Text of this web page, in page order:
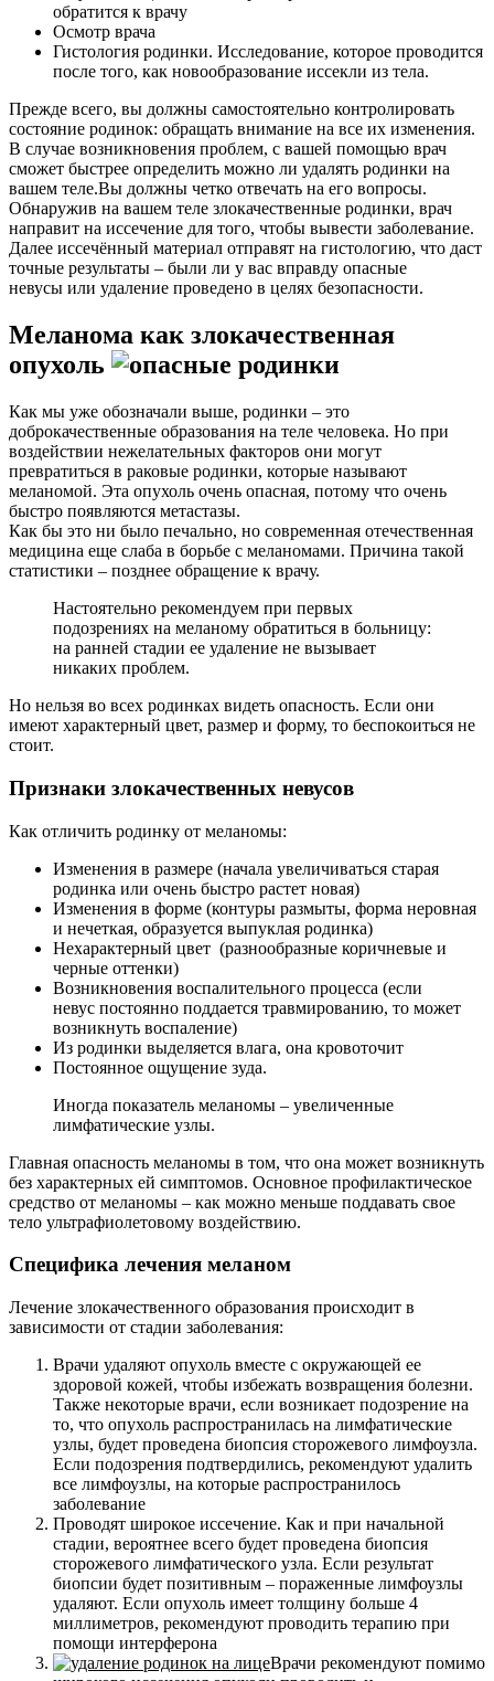
обратится к врачу
Осмотр врача
Гистология родинки. Исследование, которое проводится
после того, как новообразование иссекли из тела.
Прежде всего, вы должны самостоятельно контролировать
состояние родинок: обращать внимание на все их изменения.
В случае возникновения проблем, с вашей помощью врач
сможет быстрее определить можно ли удалять родинки на
вашем теле.Вы должны четко отвечать на его вопросы.
Обнаружив на вашем теле злокачественные родинки, врач
направит на иссечение для того, чтобы вывести заболевание.
Далее иссечённый материал отправят на гистологию, что даст
точные результаты – были ли у вас вправду опасные
невусы или удаление проведено в целях безопасности.
Меланома как злокачественная
опухоль
Как мы уже обозначали выше, родинки – это
доброкачественные образования на теле человека. Но при
воздействии нежелательных факторов они могут
превратиться в раковые родинки, которые называют
меланомой. Эта опухоль очень опасная, потому что очень
быстро появляются метастазы.
Как бы это ни было печально, но современная отечественная
медицина еще слаба в борьбе с меланомами. Причина такой
статистики – позднее обращение к врачу.
Настоятельно рекомендуем при первых
подозрениях на меланому обратиться в больницу:
на ранней стадии ее удаление не вызывает
никаких проблем.
Но нельзя во всех родинках видеть опасность. Если они
имеют характерный цвет, размер и форму, то беспокоиться не
стоит.
Признаки злокачественных невусов
Как отличить родинку от меланомы:
Изменения в размере (начала увеличиваться старая
родинка или очень быстро растет новая)
Изменения в форме (контуры размыты, форма неровная
и нечеткая, образуется выпуклая родинка)
Нехарактерный цвет (разнообразные коричневые и
черные оттенки)
Возникновения воспалительного процесса (если
невус постоянно поддается травмированию, то может
возникнуть воспаление)
Из родинки выделяется влага, она кровоточит
Постоянное ощущение зуда.
Иногда показатель меланомы – увеличенные
лимфатические узлы.
Главная опасность меланомы в том, что она может возникнуть
без характерных ей симптомов. Основное профилактическое
средство от меланомы – как можно меньше поддавать свое
тело ультрафиолетовому воздействию.
Специфика лечения меланом
Лечение злокачественного образования происходит в
зависимости от стадии заболевания:
Врачи удаляют опухоль вместе с окружающей ее
здоровой кожей, чтобы избежать возвращения болезни.
Также некоторые врачи, если возникает подозрение на
то, что опухоль распространилась на лимфатические
узлы, будет проведена биопсия сторожевого лимфоузла.
Если подозрения подтвердились, рекомендуют удалить
все лимфоузлы, на которые распространилось
заболевание
Проводят широкое иссечение. Как и при начальной
стадии, вероятнее всего будет проведена биопсия
сторожевого лимфатического узла. Если результат
биопсии будет позитивным – пораженные лимфоузлы
удаляют. Если опухоль имеет толщину больше 4
миллиметров, рекомендуют проводить терапию при
помощи интерферона
Врачи рекомендуют помимо